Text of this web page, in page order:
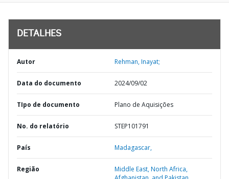
DETALHES
Autor Rehman, Inayat;
Data do documento 2024/09/02
TIpo de documento Plano de Aquisições
No. do relatório STEP101791
País Madagascar,
Região
Middle East, North Africa,